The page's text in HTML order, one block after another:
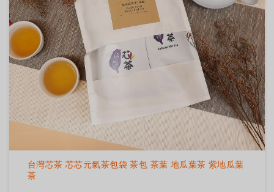
台灣芯茶 芯芯元氣茶包袋 茶包 茶葉 地瓜葉茶 紫地瓜葉
茶